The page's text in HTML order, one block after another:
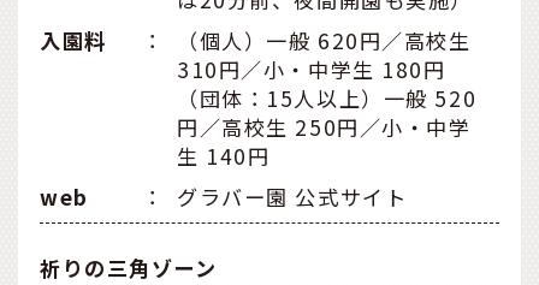
入園料
：
（個人）一般 620円／高校生
310円／小・中学生 180円
（団体：15人以上）一般 520
円／高校生 250円／小・中学
生 140円
web
： グラバー園 公式サイト
祈りの三角ゾーン